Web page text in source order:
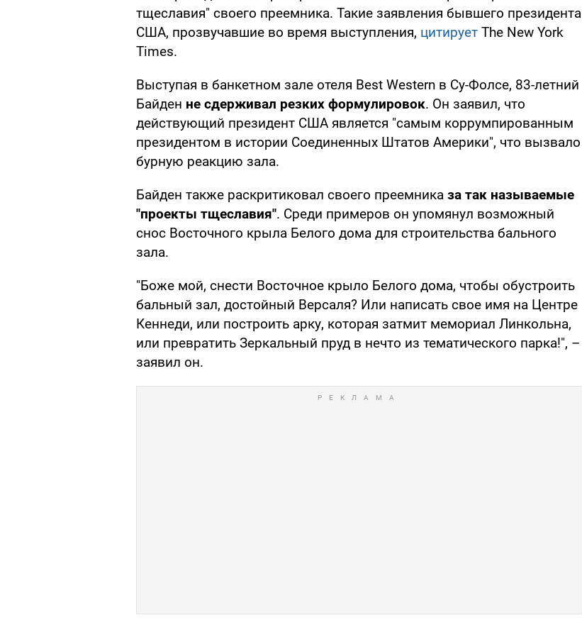
тщеславия" своего преемника. Такие заявления бывшего президента
США, прозвучавшие во время выступления, цитирует The New York
Times.
Выступая в банкетном зале отеля Best Western в Су-Фолсе, 83-летний
Байден не сдерживал резких формулировок. Он заявил, что
действующий президент США является "самым коррумпированным
президентом в истории Соединенных Штатов Америки", что вызвало
бурную реакцию зала.
Байден также раскритиковал своего преемника за так называемые
"проекты тщеславия". Среди примеров он упомянул возможный
снос Восточного крыла Белого дома для строительства бального
зала.
"Боже мой, снести Восточное крыло Белого дома, чтобы обустроить
бальный зал, достойный Версаля? Или написать свое имя на Центре
Кеннеди, или построить арку, которая затмит мемориал Линкольна,
или превратить Зеркальный пруд в нечто из тематического парка!", –
заявил он.